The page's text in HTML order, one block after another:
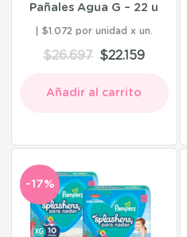
Pañales Agua G – 22 u
$1.072 por unidad
$26.697 $22.159
Añadir al carrito
-17%